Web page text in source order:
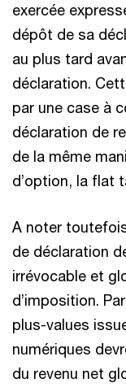
exercée
dépôt de sa
au plus tard
déclaration.
par une case à
déclaration de
de la même
d’option, la flat
A noter
de déclaration
irrévocable et
d’imposition.
plus-values
numériques
du revenu net